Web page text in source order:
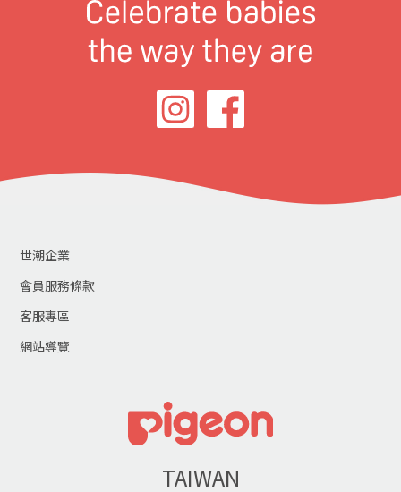
世潮企業
會員服務條款
客服專區
網站導覽
TAIWAN